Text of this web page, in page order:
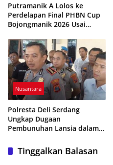
Putramanik A Lolos ke
Perdelapan Final PHBN Cup
Bojongmanik 2026 Usai
Nusantara
Polresta Deli Serdang
Ungkap Dugaan
Pembunuhan Lansia dalam
Ditangkap Saat Hendak
KaburTinggalkan Balasan